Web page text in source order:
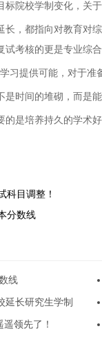
院校学制变化，关
，都指向对教育对
试考核的更是专业综
习提供可能，对于准
是时间的堆砌，而是
是培养持久的学术
科目调整！
分数线
线
延长研究生学制
领先了！